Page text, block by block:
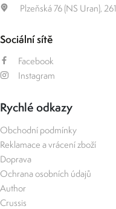
Plzeňská 76 (NS Uran),
Sociální sítě
Facebook
Instagram
Rychlé odkazy
Obchodní podmínky
Reklamace a vrácení zboží
Doprava
Ochrana osobních údajů
Author
Crussis